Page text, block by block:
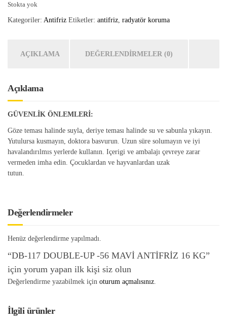
Stokta yok
Kategoriler: Antifriz Etiketler: antifriz, radyatör koruma
AÇIKLAMA DEĞERLENDIRMELER (0)
Açıklama
GÜVENLİK ÖNLEMLERİ:
Göze teması halinde suyla, deriye teması halinde su ve sabunla yıkayın.
Yutulursa kusmayın, doktora basvurun. Uzun süre solumayın ve iyi
havalandırılmıs yerlerde kullanın. Içerigi ve ambalajı çevreye zarar
vermeden imha edin. Çocuklardan ve hayvanlardan uzak
tutun.
Değerlendirmeler
Henüz değerlendirme yapılmadı.
“DB-117 DOUBLE-UP -56 MAVİ ANTİFRİZ 16 KG”
için yorum yapan ilk kişi siz olun
Değerlendirme yazabilmek için oturum açmalısınız.
İlgili ürünler